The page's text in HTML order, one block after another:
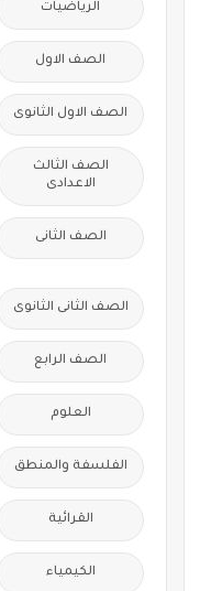
الرياضيات
الصف الاول
الصف الاول الثانوى
الصف الثالث
الاعدادى
الصف الثانى
الصف الثانى الثانوى
الصف الرابع
العلوم
الفلسفة والمنطق
القرائية
الكيمياء